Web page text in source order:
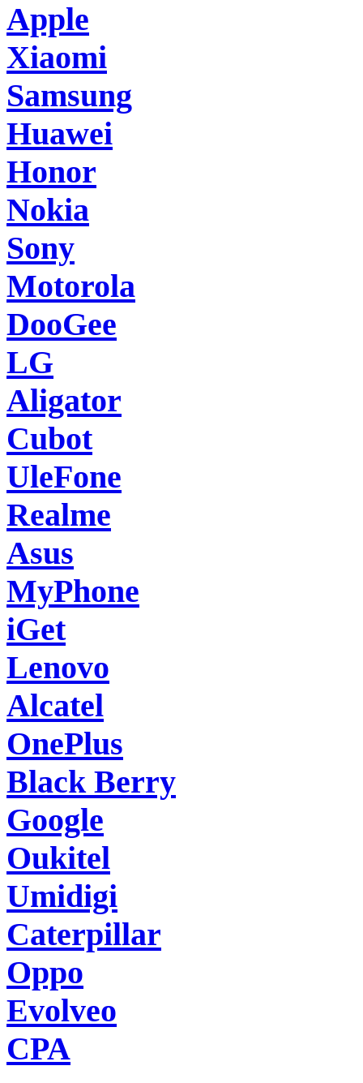
Apple
Xiaomi
Samsung
Huawei
Honor
Nokia
Sony
Motorola
DooGee
LG
Aligator
Cubot
UleFone
Realme
Asus
MyPhone
iGet
Lenovo
Alcatel
OnePlus
Black Berry
Google
Oukitel
Umidigi
Caterpillar
Oppo
Evolveo
CPA